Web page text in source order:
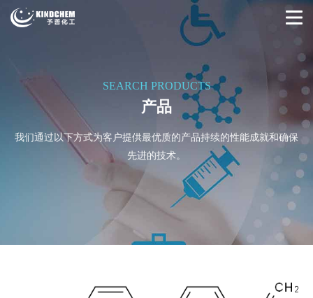
SEARCH PRODUCTS
产品
我们通过以下方式为客户提供最优质的产品持续的性能成就和确保
先进的技术。